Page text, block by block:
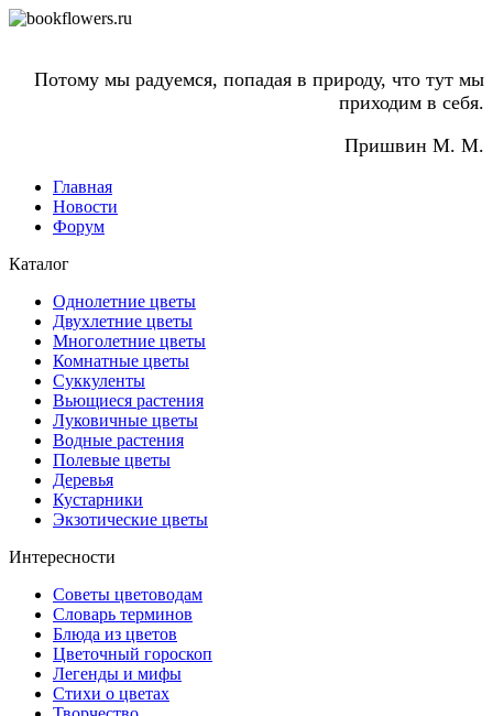
Потому мы радуемся, попадая в природу, что тут мы
приходим в себя.
Пришвин М. М.
Главная
Новости
Форум
Каталог
Однолетние цветы
Двухлетние цветы
Многолетние цветы
Комнатные цветы
Суккуленты
Вьющиеся растения
Луковичные цветы
Водные растения
Полевые цветы
Деревья
Кустарники
Экзотические цветы
Интересности
Советы цветоводам
Словарь терминов
Блюда из цветов
Цветочный гороскоп
Легенды и мифы
Стихи о цветах